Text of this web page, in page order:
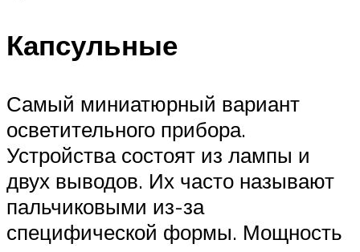
Капсульные
Самый миниатюрный вариант
осветительного прибора.
Устройства состоят из лампы и
двух выводов. Их часто называют
пальчиковыми из-за
специфической формы. Мощность